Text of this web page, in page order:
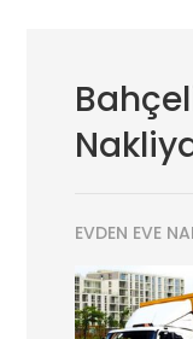
EVDEN EVE